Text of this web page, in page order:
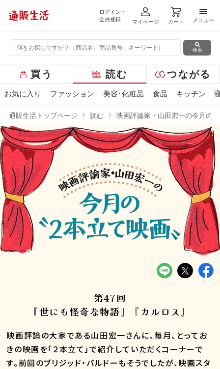
ログイン・
会員登録
マイページ カート
メニ
メニュー
検索
ー
バ
ニ
ュ
ー
買う 読む つながる
お気に入り ファッション 美容･化粧品 食品 キッチン
通販生活トップページ 読む 映画評論家・山田宏一の今月の
第47回
『世にも怪奇な物語』『カルロス』
映画評論の大家である山田宏一さんに、毎月、とってお
きの映画を「２本立て」で紹介していただくコーナーで
す。前回のブリジッド・バルドーもそうでしたが、映画スタ